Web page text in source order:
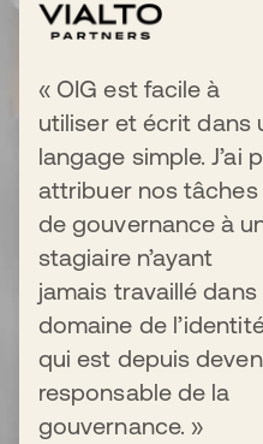
« OIG est facile à
utiliser et écrit dans
langage simple. J’ai
attribuer nos tâches
de gouvernance à
stagiaire n’ayant
jamais travaillé dans
domaine de
qui est depuis
responsable de la
gouvernance. »
Maximisez
succès
Intégrations phares
Découvrez des